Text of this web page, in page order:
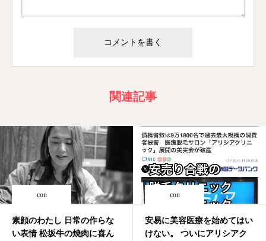
関連記事
con
素顔のわたし 日常の作らな
い表情 松坂牛の焼肉に喜ん
con
安易に美容医療を始めてはい
けない。 ついにアリシアク